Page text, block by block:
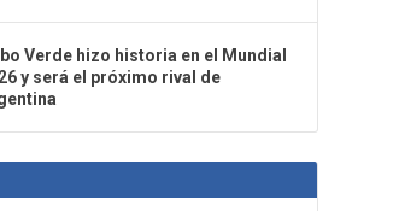
Verde hizo historia en el Mundial
y será el próximo rival de